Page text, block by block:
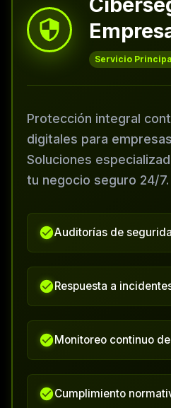
Servicio
Protección integral
digitales para
Soluciones
tu negocio seguro 24/7.
Auditorías de
Respuesta a
Monitoreo continuo
Cumplimiento